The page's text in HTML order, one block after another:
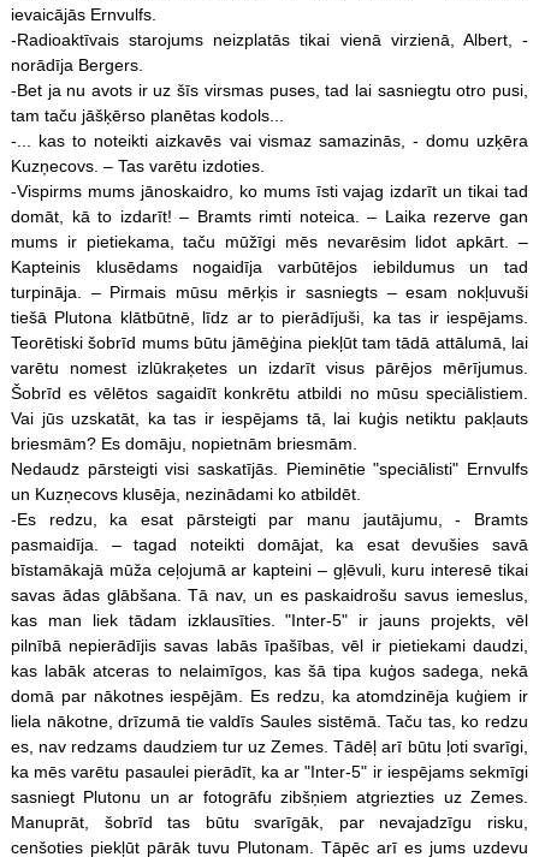
ievaicājās Ernvulfs.
-Radioaktīvais starojums neizplatās tikai vienā virzienā, Albert, -
norādīja Bergers.
-Bet ja nu avots ir uz šīs virsmas puses, tad lai sasniegtu otro pusi,
tam taču jāšķērso planētas kodols...
-... kas to noteikti aizkavēs vai vismaz samazinās, - domu uzķēra
Kuzņecovs. – Tas varētu izdoties.
-Vispirms mums jānoskaidro, ko mums īsti vajag izdarīt un tikai tad
domāt, kā to izdarīt! – Bramts rimti noteica. – Laika rezerve gan
mums ir pietiekama, taču mūžīgi mēs nevarēsim lidot apkārt. –
Kapteinis klusēdams nogaidīja varbūtējos iebildumus un tad
turpināja. – Pirmais mūsu mērķis ir sasniegts – esam nokļuvuši
tiešā Plutona klātbūtnē, līdz ar to pierādījuši, ka tas ir iespējams.
Teorētiski šobrīd mums būtu jāmēģina piekļūt tam tādā attālumā, lai
varētu nomest izlūkraķetes un izdarīt visus pārējos mērījumus.
Šobrīd es vēlētos sagaidīt konkrētu atbildi no mūsu speciālistiem.
Vai jūs uzskatāt, ka tas ir iespējams tā, lai kuģis netiktu pakļauts
briesmām? Es domāju, nopietnām briesmām.
Nedaudz pārsteigti visi saskatījās. Pieminētie "speciālisti" Ernvulfs
un Kuzņecovs klusēja, nezinādami ko atbildēt.
-Es redzu, ka esat pārsteigti par manu jautājumu, - Bramts
pasmaidīja. – tagad noteikti domājat, ka esat devušies savā
bīstamākajā mūža ceļojumā ar kapteini – gļēvuli, kuru interesē tikai
savas ādas glābšana. Tā nav, un es paskaidrošu savus iemeslus,
kas man liek tādam izklausīties. "Inter-5" ir jauns projekts, vēl
pilnībā nepierādījis savas labās īpašības, vēl ir pietiekami daudzi,
kas labāk atceras to nelaimīgos, kas šā tipa kuģos sadega, nekā
domā par nākotnes iespējām. Es redzu, ka atomdzinēja kuģiem ir
liela nākotne, drīzumā tie valdīs Saules sistēmā. Taču tas, ko redzu
es, nav redzams daudziem tur uz Zemes. Tādēļ arī būtu ļoti svarīgi,
ka mēs varētu pasaulei pierādīt, ka ar "Inter-5" ir iespējams sekmīgi
sasniegt Plutonu un ar fotogrāfu zibšņiem atgriezties uz Zemes.
Manuprāt, šobrīd tas būtu svarīgāk, par nevajadzīgu risku,
cenšoties piekļūt pārāk tuvu Plutonam. Tāpēc arī es jums uzdevu